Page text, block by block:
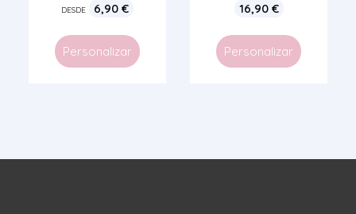
DESDE 6,90 €
Personalizar
16,90 €
Personalizar